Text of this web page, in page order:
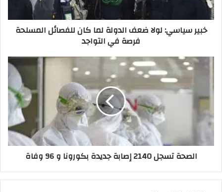
للفصائل
المسلحة
فرصة
خبير سياسي: لولا ضعف الدولة لما كان للفصائل المسلحة
فرصة في التواجد
الصحة
بكورونا
و
وفاة
الصحة تسجل 2140 إصابة جديدة بكورونا و 96 وفاة